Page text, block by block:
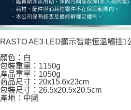
RASTO AE3 LED顯示智能恆溫觸控1
顏色：白
包裝重量：1150g
產品重量：1050g
商品尺寸：20x15.6x23cm
包裝尺寸：26.5x20.5x20.5cm
產地：中國